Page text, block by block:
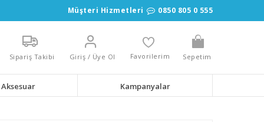
Müşteri Hizmetleri 0850 805 0 555
Sipariş Takibi Giriş / Üye Ol Favorilerim Sepetim
Aksesuar Kampanyalar